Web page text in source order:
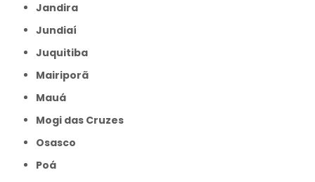
Jandira
Jundiaí
Juquitiba
Mairiporã
Mauá
Mogi das Cruzes
Osasco
Poá